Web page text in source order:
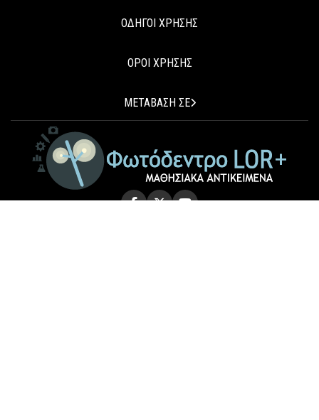
ΟΔΗΓΟΙ ΧΡΗΣΗΣ
ΟΡΟΙ ΧΡΗΣΗΣ
ΜΕΤΑΒΑΣΗ ΣΕ